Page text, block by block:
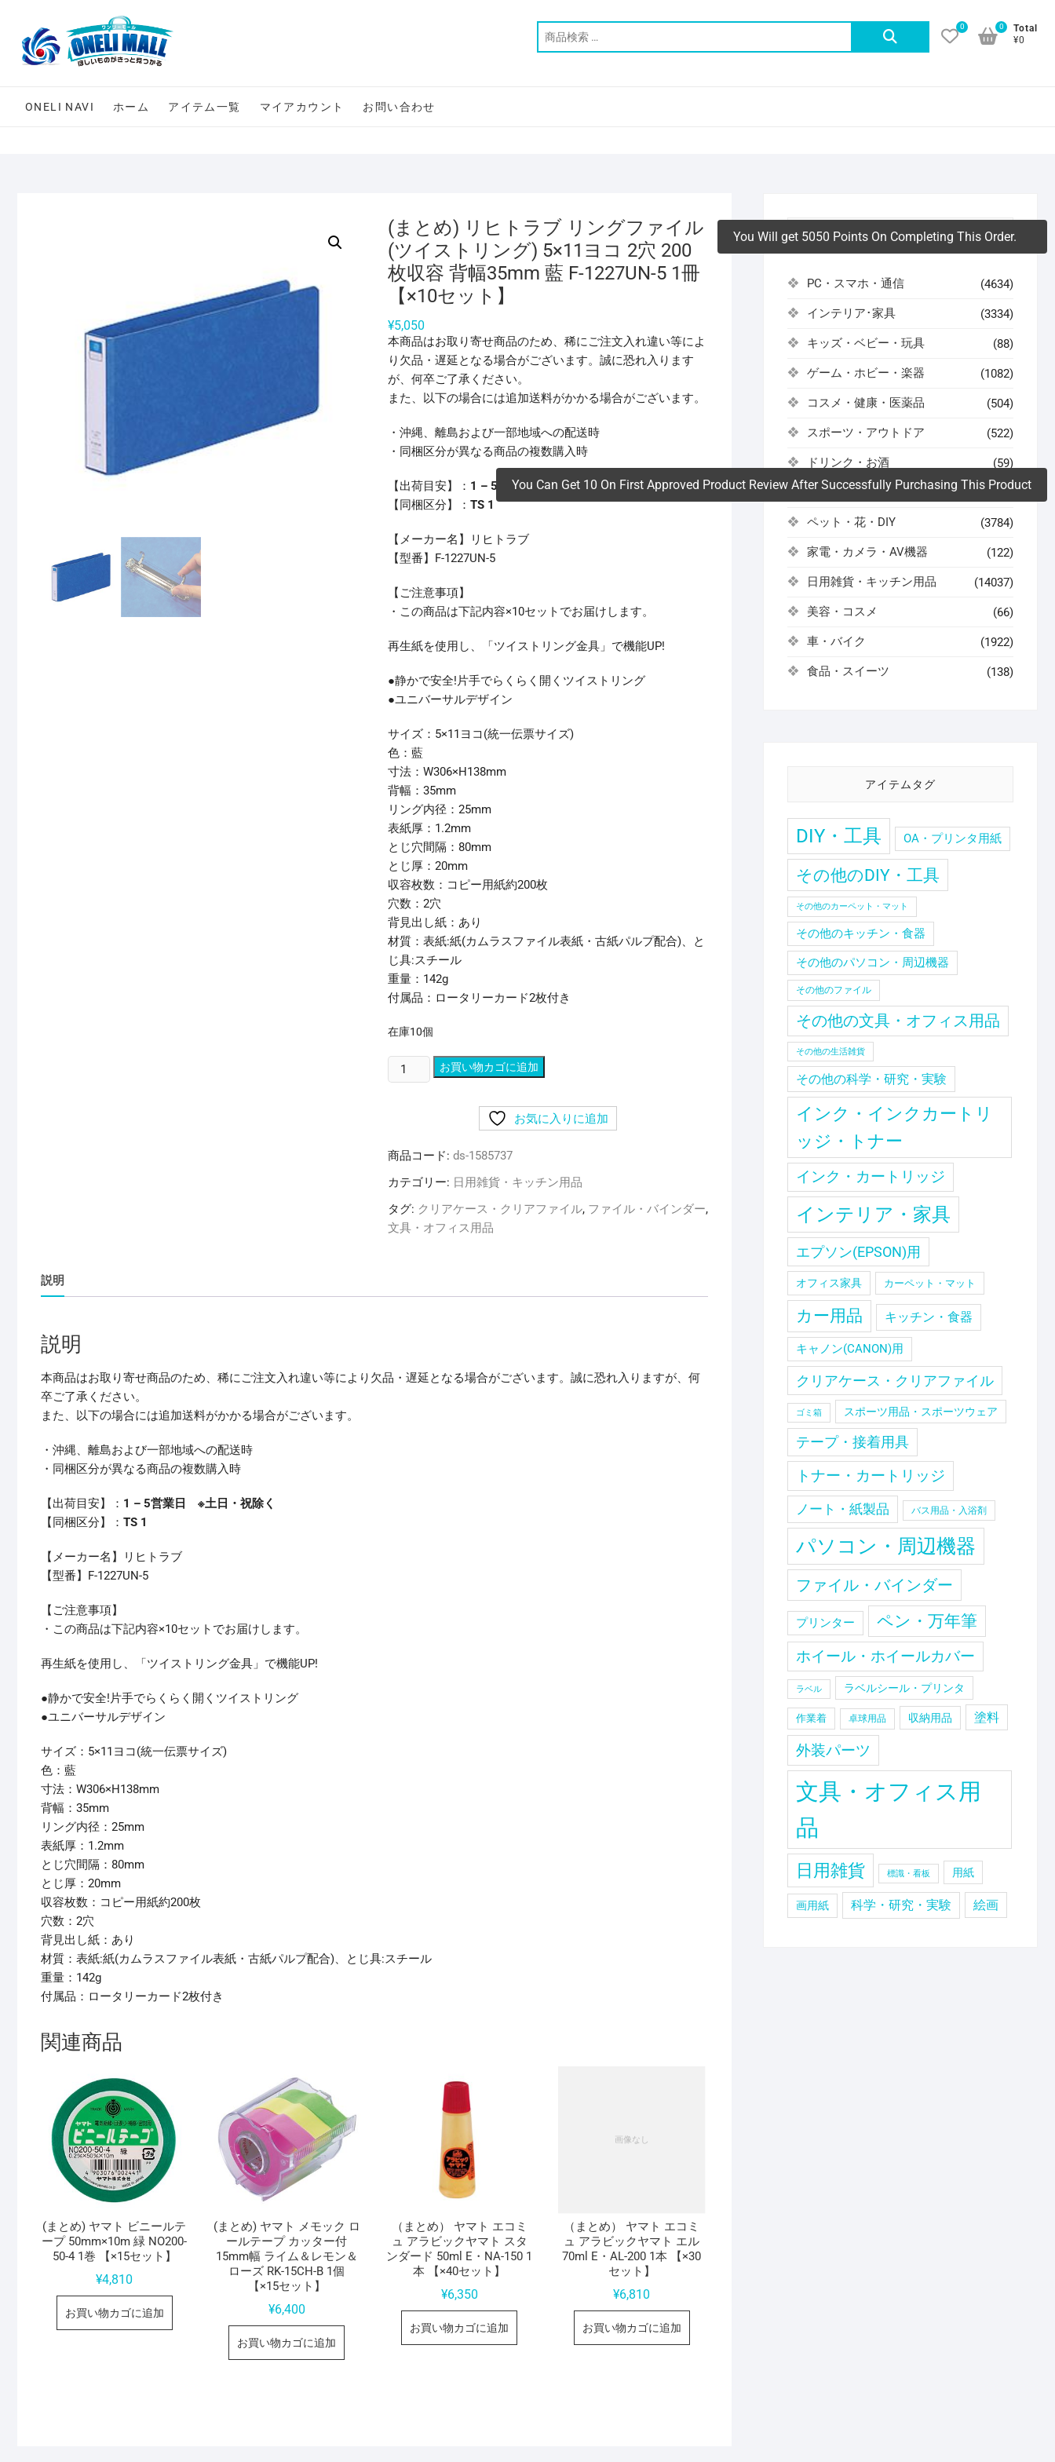
content
0
Total
¥0
0
ONELI NAVI ホーム アイテム一覧 マイアカウント お問い合わせ
(まとめ) リヒトラブ リングファイル
(ツイストリング) 5×11ヨコ 2穴 200
枚収容 背幅35mm 藍 F-1227UN-5 1冊
【×10セット】
¥5,050
本商品はお取り寄せ商品のため、稀にご注文入れ違い等によ
り欠品・遅延となる場合がございます。誠に恐れ入ります
が、何卒ご了承ください。
また、以下の場合には追加送料がかかる場合がございます。
・沖縄、離島および一部地域への配送時
・同梱区分が異なる商品の複数購入時
【出荷目安】： 1 – 5営業日 ※土日・祝除く
【同梱区分】： TS 1
【メーカー名】リヒトラブ
【型番】F-1227UN-5
【ご注意事項】
・この商品は下記内容×10セットでお届けします。
再生紙を使用し、「ツイストリング金具」で機能UP!
●静かで安全!片手でらくらく開くツイストリング
●ユニバーサルデザイン
サイズ：5×11ヨコ(統一伝票サイズ)
色：藍
寸法：W306×H138mm
背幅：35mm
リング内径：25mm
表紙厚：1.2mm
とじ穴間隔：80mm
とじ厚：20mm
収容枚数：コピー用紙約200枚
穴数：2穴
背見出し紙：あり
材質：表紙:紙(カムラスファイル表紙・古紙パルプ配合)、と
じ具:スチール
重量：142g
付属品：ロータリーカード2枚付き
在庫10個
You Will get 5050 Points On Completing This Order.
You Can Get 10 On First Approved Product Review After Successfully Purchasing This Product
(ま
と
ト
ラ
リ
ン
ス
お買い物カゴに追加
お気に入りに追加
商品コード: ds-1585737
カテゴリー: 日用雑貨・キッチン用品
タグ: クリアケース・クリアファイル, ファイル・バインダー,
文具・オフィス用品
説明
説明
本商品はお取り寄せ商品のため、稀にご注文入れ違い等により欠品・遅延となる場合がございます。誠に恐れ入りますが、何
卒ご了承ください。
また、以下の場合には追加送料がかかる場合がございます。
・沖縄、離島および一部地域への配送時
・同梱区分が異なる商品の複数購入時
【出荷目安】： 1 – 5営業日 ※土日・祝除く
【同梱区分】： TS 1
【メーカー名】リヒトラブ
【型番】F-1227UN-5
【ご注意事項】
・この商品は下記内容×10セットでお届けします。
再生紙を使用し、「ツイストリング金具」で機能UP!
●静かで安全!片手でらくらく開くツイストリング
●ユニバーサルデザイン
サイズ：5×11ヨコ(統一伝票サイズ)
色：藍
寸法：W306×H138mm
背幅：35mm
リング内径：25mm
表紙厚：1.2mm
とじ穴間隔：80mm
とじ厚：20mm
収容枚数：コピー用紙約200枚
穴数：2穴
背見出し紙：あり
材質：表紙:紙(カムラスファイル表紙・古紙パルプ配合)、とじ具:スチール
重量：142g
付属品：ロータリーカード2枚付き
関連商品
(まとめ) ヤマト ビニールテ
ープ 50mm×10m 緑 NO200-
50-4 1巻 【×15セット】
¥4,810
お買い物カゴに追加
(まとめ) ヤマト メモック ロ
ールテープ カッター付
15mm幅 ライム＆レモン＆
ローズ RK-15CH-B 1個
【×15セット】
¥6,400
お買い物カゴに追加
（まとめ） ヤマト エコミ
ュ アラビックヤマト スタ
ンダード 50ml E・NA-150 1
本 【×40セット】
¥6,350
お買い物カゴに追加
（まとめ） ヤマト エコミ
ュ アラビックヤマト エル
70ml E・AL-200 1本 【×30
セット】
¥6,810
お買い物カゴに追加
アイテムカテゴリ
PC・スマホ・通信 (4634)
インテリア･家具 (3334)
キッズ・ベビー・玩具 (88)
ゲーム・ホビー・楽器 (1082)
コスメ・健康・医薬品 (504)
スポーツ・アウトドア (522)
ドリンク・お酒 (59)
ファッション・インナー・小物 (486)
ペット・花・DIY (3784)
家電・カメラ・AV機器 (122)
日用雑貨・キッチン用品 (14037)
美容・コスメ (66)
車・バイク (1922)
食品・スイーツ (138)
アイテムタグ
DIY・工具 OA・プリンタ用紙
その他のDIY・工具
その他のカーペット・マット
その他のキッチン・食器
その他のパソコン・周辺機器
その他のファイル
その他の文具・オフィス用品
その他の生活雑貨
その他の科学・研究・実験
インク・インクカートリ
ッジ・トナー
インク・カートリッジ
インテリア・家具
エプソン(EPSON)用
オフィス家具 カーペット・マット
カー用品 キッチン・食器
キャノン(CANON)用
クリアケース・クリアファイル
ゴミ箱 スポーツ用品・スポーツウェア
テープ・接着用具
トナー・カートリッジ
ノート・紙製品 バス用品・入浴剤
パソコン・周辺機器
ファイル・バインダー
プリンター ペン・万年筆
ホイール・ホイールカバー
ラベル ラベルシール・プリンタ
作業着 卓球用品 収納用品 塗料
外装パーツ
文具・オフィス用
品
日用雑貨 標識・看板 用紙
画用紙 科学・研究・実験 絵画